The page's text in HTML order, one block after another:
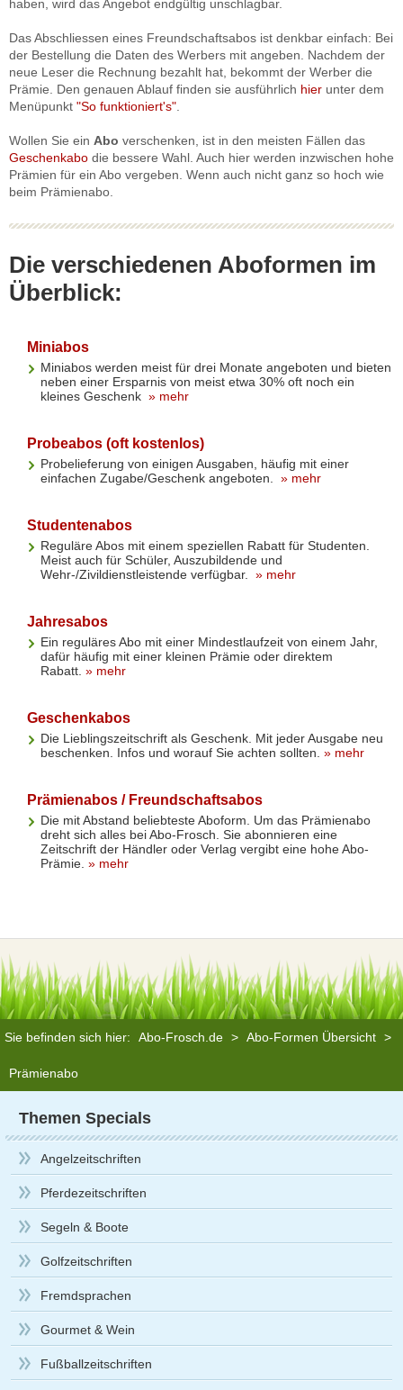
haben, wird das Angebot endgültig unschlagbar.
Das Abschliessen eines Freundschaftsabos ist denkbar einfach: Bei
der Bestellung die Daten des Werbers mit angeben. Nachdem der
neue Leser die Rechnung bezahlt hat, bekommt der Werber die
Prämie. Den genauen Ablauf finden sie ausführlich hier unter dem
Menüpunkt "So funktioniert's"
Wollen Sie ein Abo verschenken, ist in den meisten Fällen das
Geschenkabo die bessere Wahl. Auch hier werden inzwischen hohe
Prämien für ein Abo vergeben. Wenn auch nicht ganz so hoch wie
beim Prämienabo.
Die verschiedenen Aboformen im
Überblick:
Miniabos
Miniabos werden meist für drei Monate angeboten und bieten
neben einer Ersparnis von meist etwa 30% oft noch ein
kleines Geschenk » mehr
Probeabos (oft kostenlos)
Probelieferung von einigen Ausgaben, häufig mit einer
einfachen Zugabe/Geschenk angeboten.
» mehr
Studentenabos
Reguläre Abos mit einem speziellen Rabatt für Studenten.
Meist auch für Schüler, Auszubildende und
Wehr-/Zivildienstleistende verfügbar.
» mehr
Jahresabos
Ein reguläres Abo mit einer Mindestlaufzeit von einem Jahr,
dafür häufig mit einer kleinen Prämie oder direktem
Rabatt. » mehr
Geschenkabos
Die Lieblingszeitschrift als Geschenk. Mit jeder Ausgabe neu
beschenken. Infos und worauf Sie achten sollten. » mehr
Prämienabos / Freundschaftsabos
Die mit Abstand beliebteste Aboform. Um das Prämienabo
dreht sich alles bei Abo-Frosch. Sie abonnieren eine
Zeitschrift der Händler oder Verlag vergibt eine hohe Abo-
Prämie. » mehr
Sie befinden sich hier: Abo-Frosch.de > Abo-Formen Übersicht >
Prämienabo
Themen Specials
Angelzeitschriften
Pferdezeitschriften
Segeln & Boote
Golfzeitschriften
Fremdsprachen
Gourmet & Wein
Fußballzeitschriften